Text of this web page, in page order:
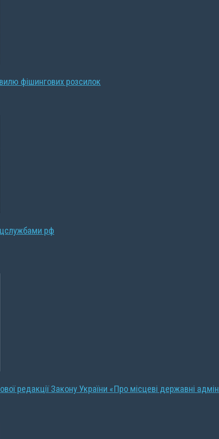
фішингових розсилок
рф
редакції Закону України «Про місцеві державні